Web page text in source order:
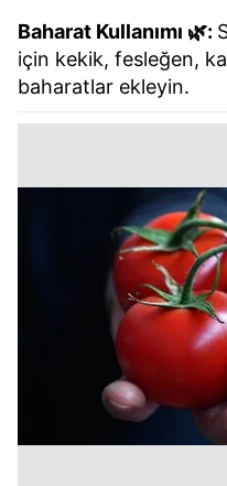
Baharat Kullanımı 🌿:
için kekik, fesleğen,
baharatlar ekleyin.